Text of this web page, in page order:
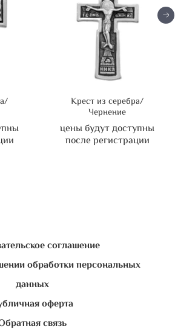
Крест из серебра/
Чернение
цены будут доступны
после регистрации
соглашение
обработки персональных
данных
оферта
связь